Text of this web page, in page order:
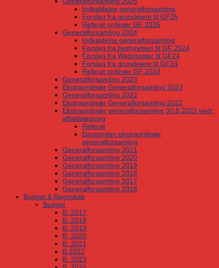
Indkaldelse generalforsamling
Forslag fra grundejere til GF25
Referat ordinær GF 2025
Generalforsamling 2024
Indkaldelse generalforsamling
Forslag fra bestyrelsen til GF 2024
Forslag fra Webmaster til GF24
Forslag fra grundejere til GF24
Referat ordinær GF 2024
Generalforsamling 2023
Ekstraordinær Generalforsamling 2023
Generalforsamling 2022
Ekstraordinær Generalforsamling 2022
Ekstraordinær generalforsamling 30.8.2022 vedr.
affaldsløsning
Referat
Dagsorden ekstraordinær
generalforsamling
Generalforsamling 2021
Generalforsamling 2020
Generalforsamling 2019
Generalforsamling 2018
Generalforsamling 2017
Generalforsamling 2016
Budget & Regnskab
Budget
B. 2017
B. 2018
B. 2019
B. 2020
B. 2021
B.2022
B. 2023